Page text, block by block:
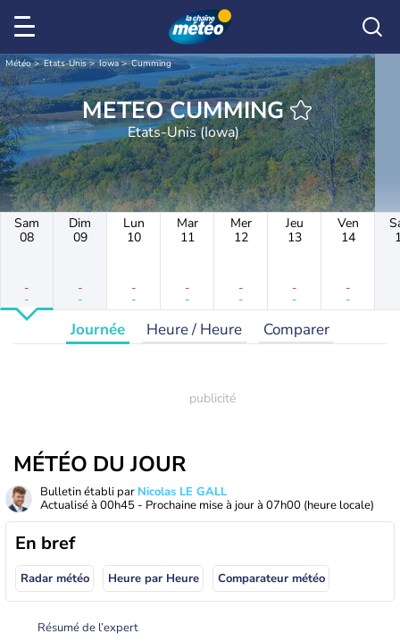
Météo Etats-Unis Iowa Cumming
METEO CUMMING
Etats-Unis (Iowa)
Sam
08
-
-
Dim
09
-
-
Lun
10
-
-
Mar
11
-
-
Mer
12
-
-
Jeu
13
-
-
Ven
14
-
-
Journée Heure / Heure Comparer
MÉTÉO DU JOUR
Bulletin établi par Nicolas LE GALL
Actualisé à 00h45 - Prochaine mise à jour à 07h00 (heure locale)
En bref
Radar météo Heure par Heure Comparateur météo
Résumé de l’expert